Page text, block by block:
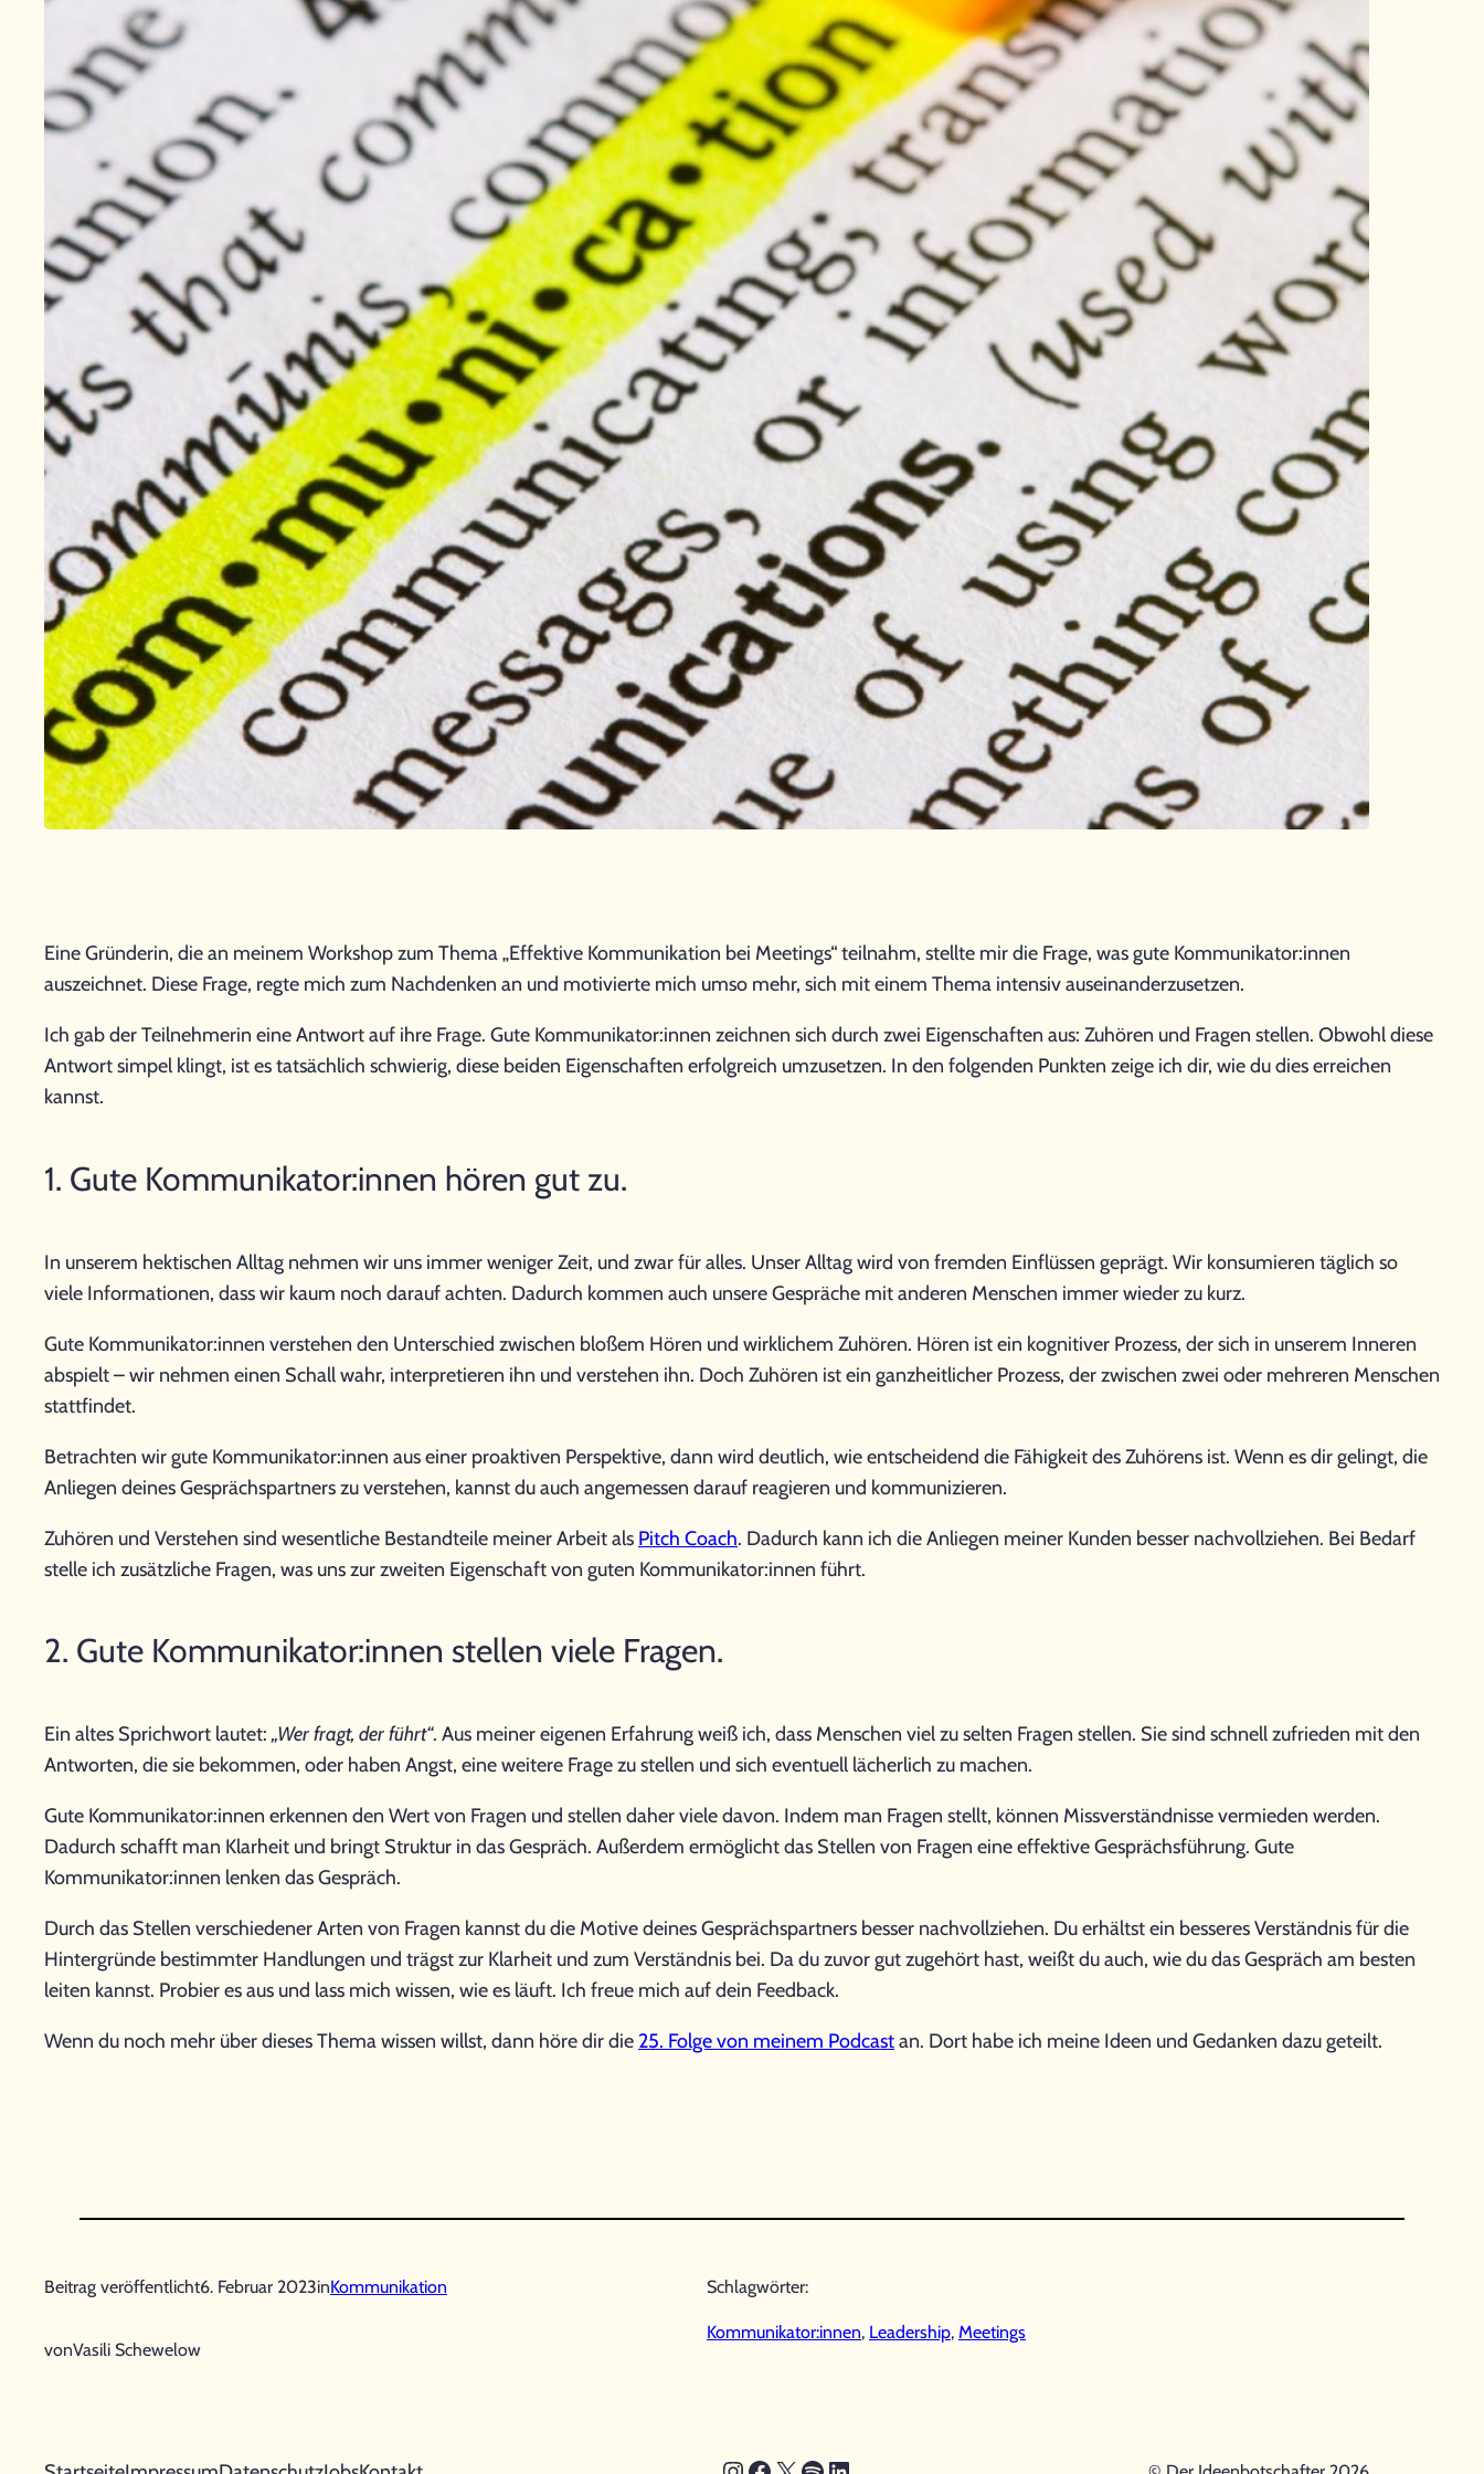
Eine Gründerin, die an meinem Workshop zum Thema „Effektive Kommunikation bei Meetings“ teilnahm, stellte mir die Frage, was gute Kommunikator:innen
auszeichnet. Diese Frage, regte mich zum Nachdenken an und motivierte mich umso mehr, sich mit einem Thema intensiv auseinanderzusetzen.
Ich gab der Teilnehmerin eine Antwort auf ihre Frage. Gute Kommunikator:innen zeichnen sich durch zwei Eigenschaften aus: Zuhören und Fragen stellen. Obwohl diese
Antwort simpel klingt, ist es tatsächlich schwierig, diese beiden Eigenschaften erfolgreich umzusetzen. In den folgenden Punkten zeige ich dir, wie du dies erreichen
kannst.
1. Gute Kommunikator:innen hören gut zu.
In unserem hektischen Alltag nehmen wir uns immer weniger Zeit, und zwar für alles. Unser Alltag wird von fremden Einflüssen geprägt. Wir konsumieren täglich so
viele Informationen, dass wir kaum noch darauf achten. Dadurch kommen auch unsere Gespräche mit anderen Menschen immer wieder zu kurz.
Gute Kommunikator:innen verstehen den Unterschied zwischen bloßem Hören und wirklichem Zuhören. Hören ist ein kognitiver Prozess, der sich in unserem Inneren
abspielt – wir nehmen einen Schall wahr, interpretieren ihn und verstehen ihn. Doch Zuhören ist ein ganzheitlicher Prozess, der zwischen zwei oder mehreren Menschen
stattfindet.
Betrachten wir gute Kommunikator:innen aus einer proaktiven Perspektive, dann wird deutlich, wie entscheidend die Fähigkeit des Zuhörens ist. Wenn es dir gelingt, die
Anliegen deines Gesprächspartners zu verstehen, kannst du auch angemessen darauf reagieren und kommunizieren.
Zuhören und Verstehen sind wesentliche Bestandteile meiner Arbeit als Pitch Coach. Dadurch kann ich die Anliegen meiner Kunden besser nachvollziehen. Bei Bedarf
stelle ich zusätzliche Fragen, was uns zur zweiten Eigenschaft von guten Kommunikator:innen führt.
2. Gute Kommunikator:innen stellen viele Fragen.
Ein altes Sprichwort lautet: „Wer fragt, der führt“. Aus meiner eigenen Erfahrung weiß ich, dass Menschen viel zu selten Fragen stellen. Sie sind schnell zufrieden mit den
Antworten, die sie bekommen, oder haben Angst, eine weitere Frage zu stellen und sich eventuell lächerlich zu machen.
Gute Kommunikator:innen erkennen den Wert von Fragen und stellen daher viele davon. Indem man Fragen stellt, können Missverständnisse vermieden werden.
Dadurch schafft man Klarheit und bringt Struktur in das Gespräch. Außerdem ermöglicht das Stellen von Fragen eine effektive Gesprächsführung. Gute
Kommunikator:innen lenken das Gespräch.
Durch das Stellen verschiedener Arten von Fragen kannst du die Motive deines Gesprächspartners besser nachvollziehen. Du erhältst ein besseres Verständnis für die
Hintergründe bestimmter Handlungen und trägst zur Klarheit und zum Verständnis bei. Da du zuvor gut zugehört hast, weißt du auch, wie du das Gespräch am besten
leiten kannst. Probier es aus und lass mich wissen, wie es läuft. Ich freue mich auf dein Feedback.
Wenn du noch mehr über dieses Thema wissen willst, dann höre dir die 25. Folge von meinem Podcastan. Dort habe ich meine Ideen und Gedanken dazu geteilt.
Beitrag veröffentlicht6. Februar 2023inKommunikation
vonVasili Schewelow
Schlagwörter:
Kommunikator:innen, Leadership, Meetings